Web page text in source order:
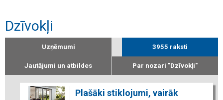
Dzīvokļi
Uzņēmumi 3955 raksti
Jautājumi un atbildes Par nozari "Dzīvokļi"
Plašāki stiklojumi, vairāk